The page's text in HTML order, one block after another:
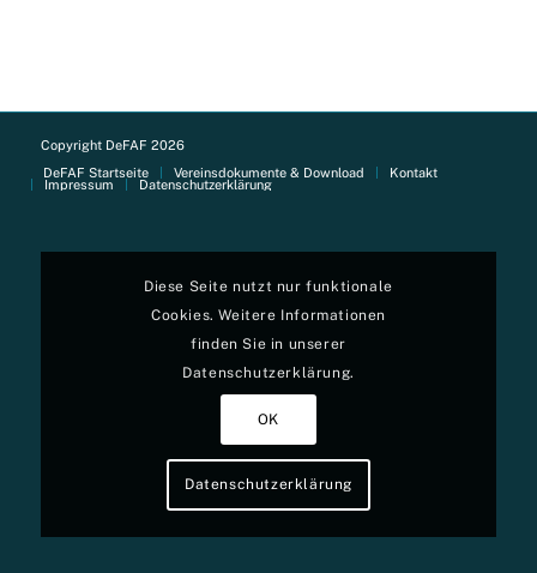
Copyright DeFAF 2026
DeFAF Startseite
Vereinsdokumente & Download
Kontakt
Impressum
Datenschutzerklärung
Diese Seite nutzt nur funktionale
Cookies. Weitere Informationen
finden Sie in unserer
Datenschutzerklärung.
OK
Datenschutzerklärung